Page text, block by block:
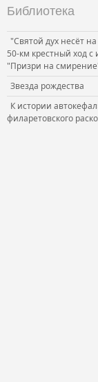
Библиотека
"Святой дух несёт
50-км крестный ход с
"Призри на
Звезда рождества
К истории
филаретовского